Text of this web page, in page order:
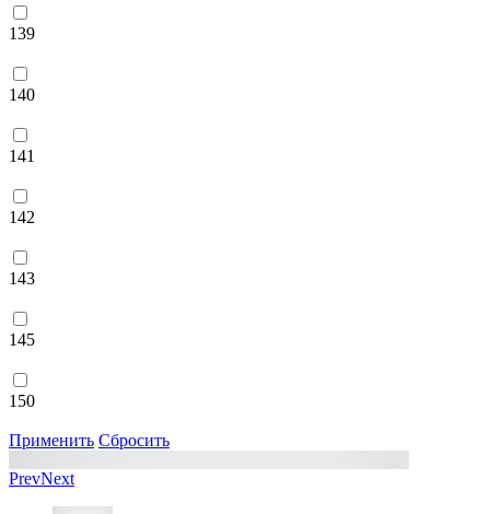
139
140
141
142
143
145
150
Применить Сбросить
PrevNext